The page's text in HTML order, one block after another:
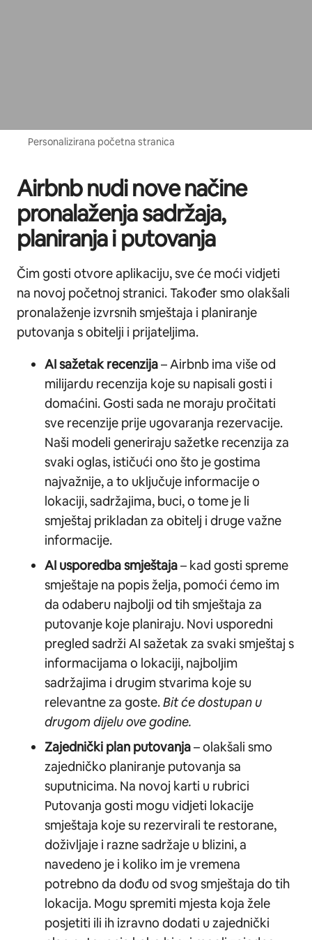
Personalizirana početna stranica
Airbnb nudi nove načine
pronalaženja sadržaja,
planiranja i putovanja
Čim gosti otvore aplikaciju, sve će moći vidjeti
na novoj početnoj stranici. Također smo olakšali
pronalaženje izvrsnih smještaja i planiranje
putovanja s obitelji i prijateljima.
AI sažetak recenzija– Airbnb ima više od
milijardu recenzija koje su napisali gosti i
domaćini. Gosti sada ne moraju pročitati
sve recenzije prije ugovaranja rezervacije.
Naši modeli generiraju sažetke recenzija za
svaki oglas, ističući ono što je gostima
najvažnije, a to uključuje informacije o
lokaciji, sadržajima, buci, o tome je li
smještaj prikladan za obitelj i druge važne
informacije.
AI usporedba smještaja– kad gosti spreme
smještaje na popis želja, pomoći ćemo im
da odaberu najbolji od tih smještaja za
putovanje koje planiraju. Novi usporedni
pregled sadrži AI sažetak za svaki smještaj s
informacijama o lokaciji, najboljim
sadržajima i drugim stvarima koje su
relevantne za goste.Bit će dostupan u
drugom dijelu ove godine.
Zajednički plan putovanja– olakšali smo
zajedničko planiranje putovanja sa
suputnicima. Na novoj karti u rubrici
Putovanja gosti mogu vidjeti lokacije
smještaja koje su rezervirali te restorane,
doživljaje i razne sadržaje u blizini, a
navedeno je i koliko im je vremena
potrebno da dođu od svog smještaja do tih
lokacija. Mogu spremiti mjesta koja žele
posjetiti ili ih izravno dodati u zajednički